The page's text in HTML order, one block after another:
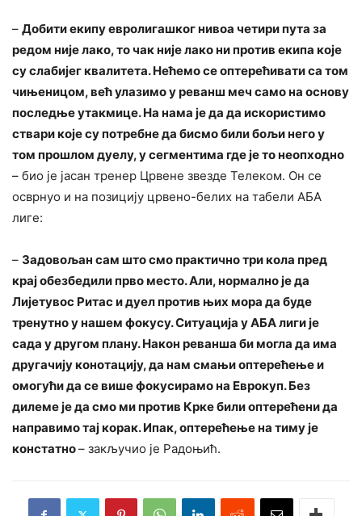
– Добити екипу евролигашког нивоа четири пута за
редом није лако, то чак није лако ни против екипа које
су слабијег квалитета. Нећемо се оптерећивати са том
чињеницом, већ улазимо у реванш меч само на основу
последње утакмице. На нама је да да искористимо
ствари које су потребне да бисмо били бољи него у
том прошлом дуелу, у сегментима где је то неопходно
– био је јасан тренер Црвене звезде Телеком. Он се
осврнуо и на позицију црвено-белих на табели АБА
лиге:
– Задовољан сам што смо практично три кола пред
крај обезбедили прво место. Али, нормално је да
Лијетувос Ритас и дуел против њих мора да буде
тренутно у нашем фокусу. Ситуација у АБА лиги је
сада у другом плану. Након реванша би могла да има
другачију конотацију, да нам смањи оптерећење и
омогући да се више фокусирамо на Еврокуп. Без
дилеме је да смо ми против Крке били оптерећени да
направимо тај корак. Ипак, оптерећење на тиму је
констатно– закључио је Радоњић.